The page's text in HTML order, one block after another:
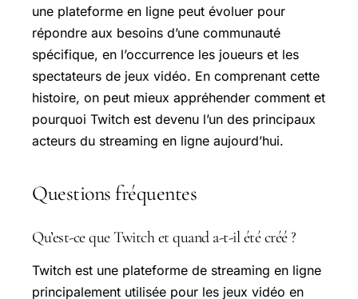
une plateforme en ligne peut évoluer pour
répondre aux besoins d’une communauté
spécifique, en l’occurrence les joueurs et les
spectateurs de jeux vidéo. En comprenant cette
histoire, on peut mieux appréhender comment et
pourquoi Twitch est devenu l’un des principaux
acteurs du streaming en ligne aujourd’hui.
Questions fréquentes
Qu’est-ce que Twitch et quand a-t-il été créé ?
Twitch est une plateforme de streaming en ligne
principalement utilisée pour les jeux vidéo en